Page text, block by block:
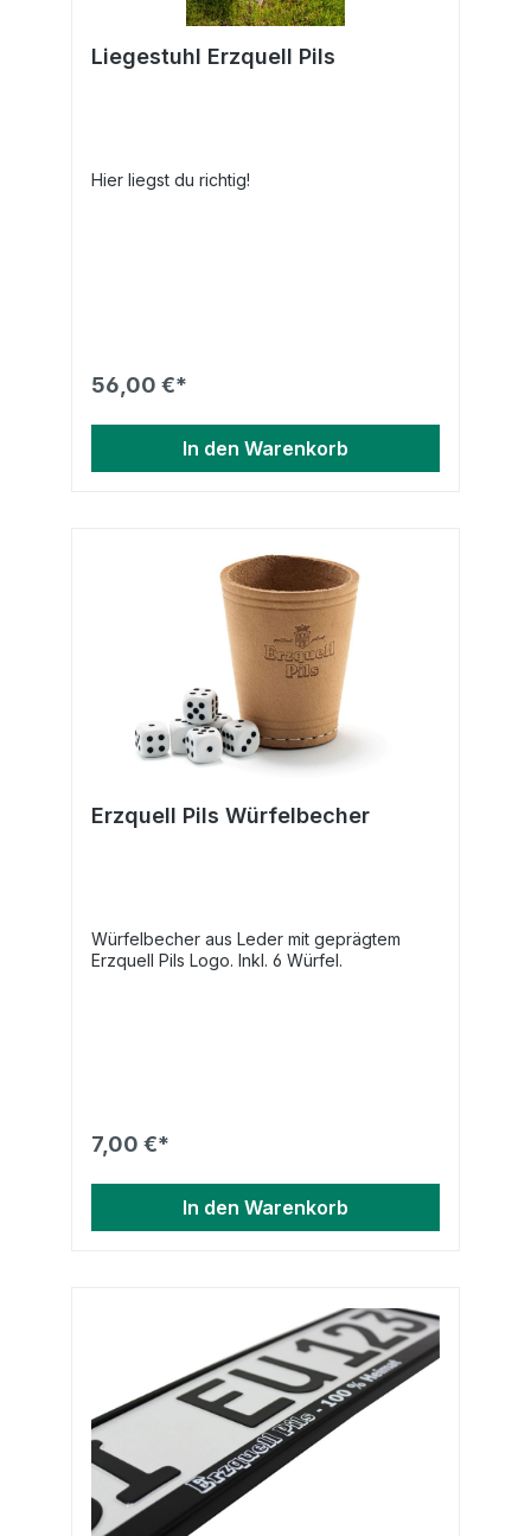
Liegestuhl Erzquell Pils
Hier liegst du richtig!
56,00 €*
In den Warenkorb
Erzquell Pils Würfelbecher
Würfelbecher aus Leder mit geprägtem
Erzquell Pils Logo. Inkl. 6 Würfel.
7,00 €*
In den Warenkorb